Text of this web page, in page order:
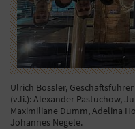
Ulrich Bossler,
(v.li.): Alexander Pastuchow,
Maximiliane Dumm, Adelina
Johannes Negele.